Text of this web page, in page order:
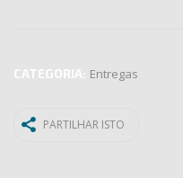
CATEGORIA: Entregas
PARTILHAR ISTO